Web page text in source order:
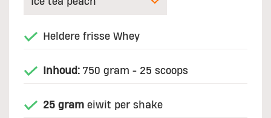
Heldere frisse Whey
Inhoud: 750 gram - 25 scoops
25 gram eiwit per shake